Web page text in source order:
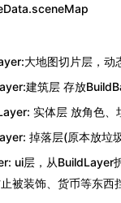
大地图切片层，动
建筑层 存放
实体层 放角色、
掉落层(原本放垃
ui层，从BuildLayer
被装饰、货币等东西